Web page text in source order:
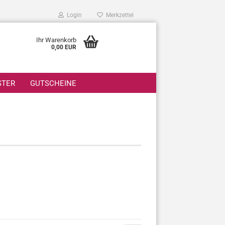
Login Merkzettel
Ihr Warenkorb
0,00 EUR
GUTSCHEINE